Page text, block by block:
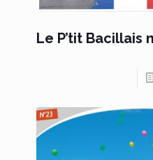
Le P’tit Bacillais